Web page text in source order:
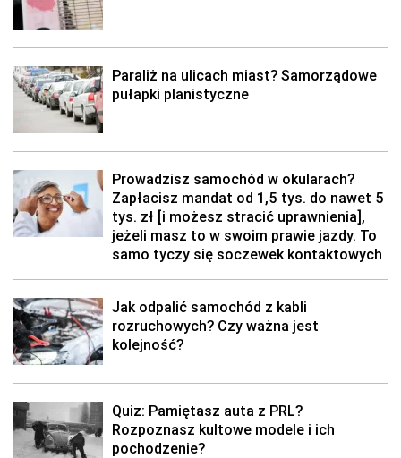
Paraliż na ulicach miast? Samorządowe
pułapki planistyczne
Prowadzisz samochód w okularach?
Zapłacisz mandat od 1,5 tys. do nawet 5
tys. zł [i możesz stracić uprawnienia],
jeżeli masz to w swoim prawie jazdy. To
samo tyczy się soczewek kontaktowych
Jak odpalić samochód z kabli
rozruchowych? Czy ważna jest
kolejność?
Quiz: Pamiętasz auta z PRL?
Rozpoznasz kultowe modele i ich
pochodzenie?